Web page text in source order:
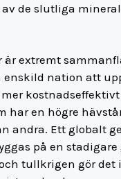
de slutliga
extremt
nation att
har en högre
andra. Ett globalt
på en
tullkrigen gör